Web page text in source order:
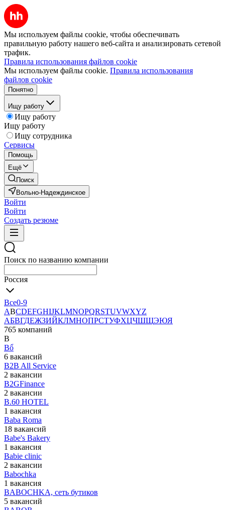
Мы используем файлы cookie, чтобы обеспечивать
правильную работу нашего веб-сайта и анализировать сетевой
трафик.
Правила использования файлов cookie
Мы используем файлы cookie. Правила использования
файлов cookie
Понятно
Ищу работу
Ищу работу
Ищу работу
Ищу сотрудника
Сервисы
Помощь
Ещё
Поиск
Вольно-Надеждинское
Войти
Войти
Создать резюме
Поиск по названию компании
Россия
Все0-9
ABCDEFGHIJKLMNOPQRSTUVWXYZ
АБВГДЕЖЗИЙКЛМНОПРСТУФХЦЧШЩЭЮЯ
765 компаний
B
Bổ
6 вакансий
B2B All Service
2 вакансии
B2GFinance
2 вакансии
B.60 HOTEL
1 вакансия
Baba Roma
18 вакансий
Babe's Bakery
1 вакансия
Babie clinic
2 вакансии
Babochka
1 вакансия
BABOCHKA, сеть бутиков
5 вакансий